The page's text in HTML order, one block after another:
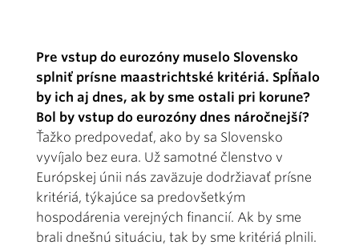
Pre vstup do eurozóny muselo Slovensko
splniť prísne maastrichtské kritériá. Spĺňalo
by ich aj dnes, ak by sme ostali pri korune?
Bol by vstup do eurozóny dnes náročnejší?
Ťažko predpovedať, ako by sa Slovensko
vyvíjalo bez eura. Už samotné členstvo v
Európskej únii nás zaväzuje dodržiavať prísne
kritériá, týkajúce sa predovšetkým
hospodárenia verejných financií. Ak by sme
brali dnešnú situáciu, tak by sme kritériá plnili.